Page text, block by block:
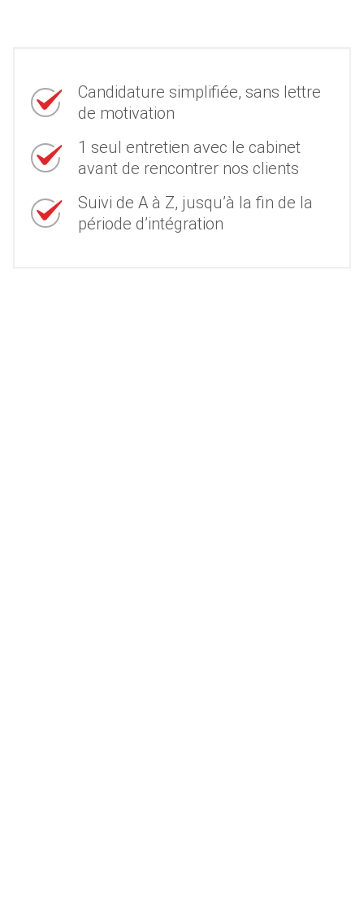
Candidature simplifiée, sans lettre
de motivation
1 seul entretien avec le cabinet
avant de rencontrer nos clients
Suivi de A à Z, jusqu’à la fin de la
période d’intégration